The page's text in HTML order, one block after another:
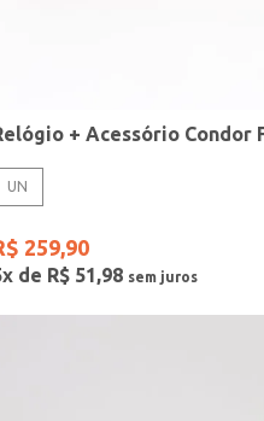
UN
259,90
x de R$ 51,98